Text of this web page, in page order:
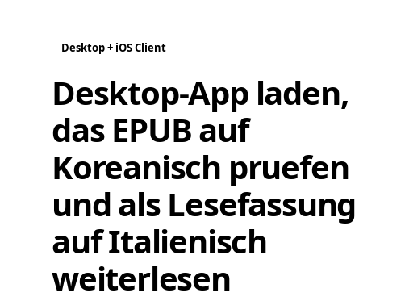
Desktop + iOS Client
Desktop-App laden,
das EPUB auf
Koreanisch pruefen
und als Lesefassung
auf Italienisch
weiterlesen